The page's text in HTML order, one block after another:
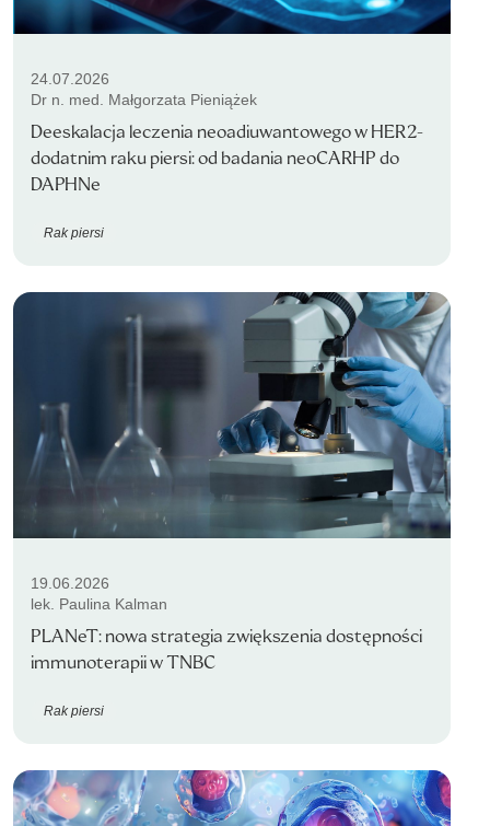
24.07.2026
Dr n. med. Małgorzata Pieniążek
Deeskalacja leczenia neoadiuwantowego w HER2-
dodatnim raku piersi: od badania neoCARHP do
DAPHNe
Rak piersi
19.06.2026
lek. Paulina Kalman
PLANeT: nowa strategia zwiększenia dostępności
immunoterapii w TNBC
Rak piersi